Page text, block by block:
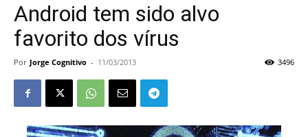
Android tem sido alvo
favorito dos vírus
Por Jorge Cognitivo - 11/03/2013 3496